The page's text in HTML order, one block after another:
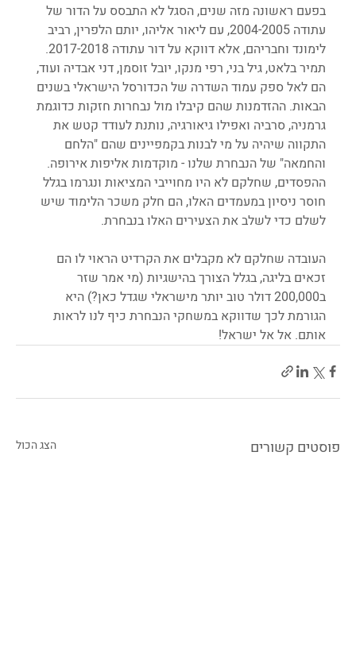
בפעם ראשונה מזה שנים, הסגל לא התבסס על הדור של
עתודה 2004-2005, עם ליאור אליהו, יותם הלפרין, רביב
לימונד וחבריהם, אלא דווקא על דור עתודה 2017-2018.
תמיר בלאט, גיל בני, רפי מנקו, יובל זוסמן, דני אבדיה ועוד,
הם לאל ספק עמוד השדרה של הכדורסל הישראלי בשנים
הבאות. ההזדמנות שהם קיבלו מול נבחרות חזקות כדוגמת
גרמניה, סרביה ואפילו גיאורגיה, נותנת לעודד קטש את
התקווה שיהיה על מי לבנות בקמפיינים שהם "הלחם
והחמאה" של הנבחרת שלנו - מוקדמות אליפות אירופה.
ההפסדים, שחלקם לא היו מחוייבי המציאות ונגרמו בגלל
חוסר ניסיון במעמדים האלו, הם חלק משכר הלימוד שיש
לשלם כדי לשלב את הצעירים האלו בנבחרת.
העובדה שחלקם לא מקבלים את הקרדיט הראוי לו הם
זכאים בליגה, בגלל הצורך בהישגיות (מי אמר שזר
ב200,000 דולר טוב יותר מישראלי שגדל כאן?) היא
הגורמת לכך שדווקא במשחקי הנבחרת כיף לנו לראות
אותם. אל אל ישראל!
פוסטים קשורים הצג הכול